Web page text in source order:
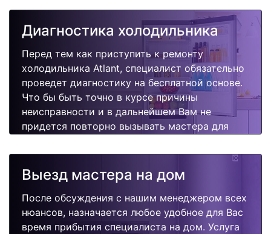
качественно и недорого.
Диагностика холодильника
Перед тем как приступить к ремонту
холодильника Atlant, специалист обязательно
проведет диагностику на бесплатной основе.
Что бы быть точно в курсе причины
неисправности и в дальнейшем Вам не
придется повторно вызывать мастера для
Выезд мастера на дом
После обсуждения с нашим менеджером всех
нюансов, назначается любое удобное для Вас
время прибытия специалиста на дом. Услуга